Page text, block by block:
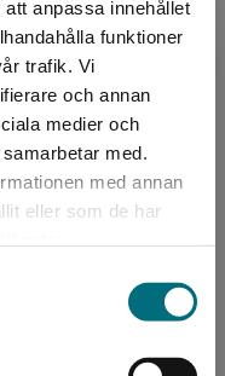
anpassa innehållet
funktioner
trafik. Vi
och annan
medier och
med.
med annan
eller som de har
utanför
ett köp måste